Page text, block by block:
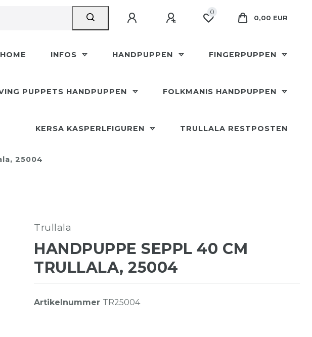
0
0,00 EUR
HOME INFOS HANDPUPPEN FINGERPUPPEN
PUPPETS HANDPUPPEN FOLKMANIS HANDPUPPEN
KERSA KASPERLFIGUREN TRULLALA RESTPOSTEN
25004
Trullala
HANDPUPPE SEPPL 40 CM
TRULLALA, 25004
Artikelnummer TR25004